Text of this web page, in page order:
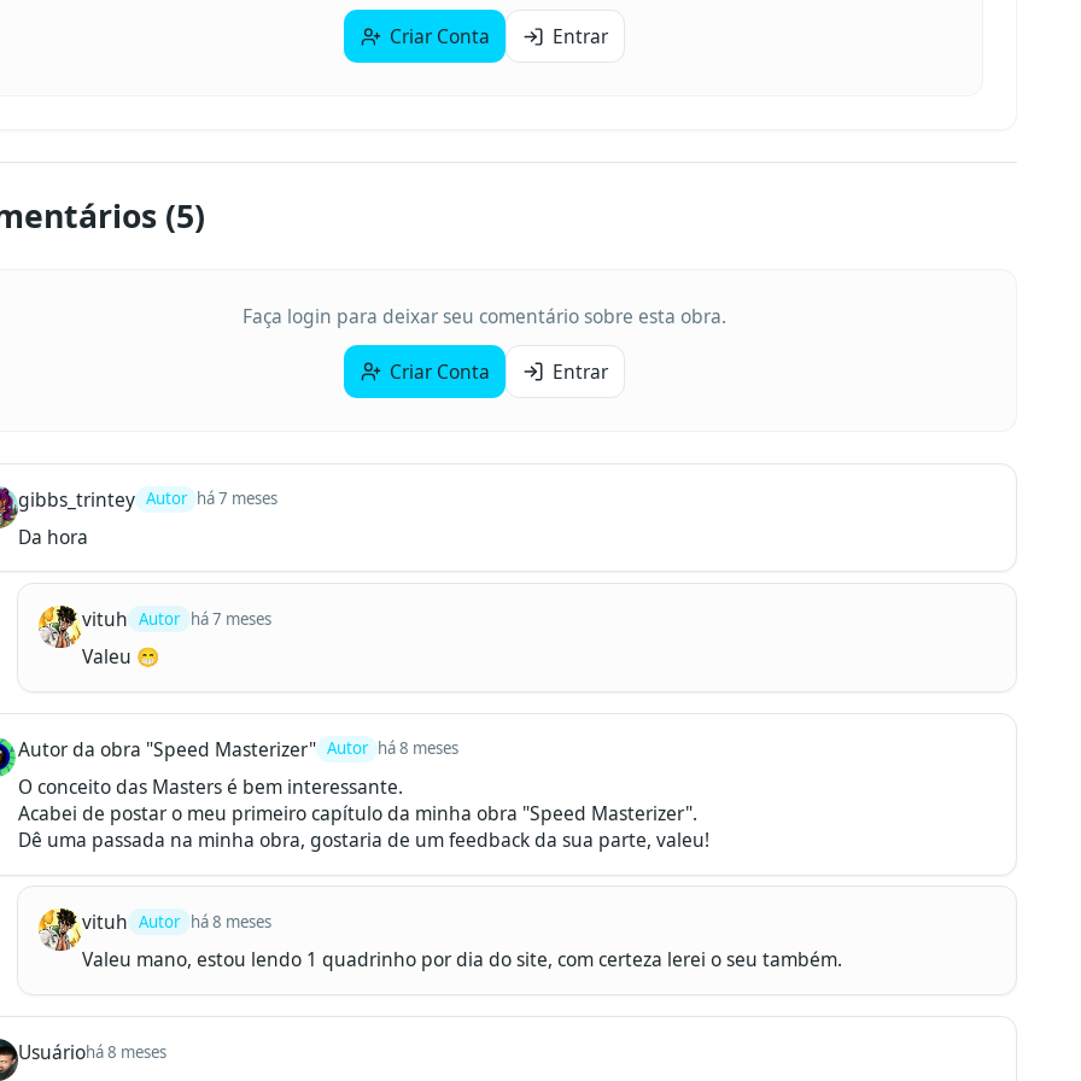
Criar Conta Entrar
(5)
Faça login para deixar seu comentário sobre esta obra.
Criar Conta Entrar
gibbs_trintey Autor há 7 meses
Da hora
vituh Autor há 7 meses
Valeu 😁
Autor da obra "Speed Masterizer" Autor há 8 meses
O conceito das Masters é bem interessante.
Acabei de postar o meu primeiro capítulo da minha obra "Speed Masterizer".
Dê uma passada na minha obra, gostaria de um feedback da sua parte, valeu!
vituh Autor há 8 meses
Valeu mano, estou lendo 1 quadrinho por dia do site, com certeza lerei o seu também.
Usuáriohá 8 meses